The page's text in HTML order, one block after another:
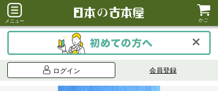
メニュー かご
ログイン 会員登録